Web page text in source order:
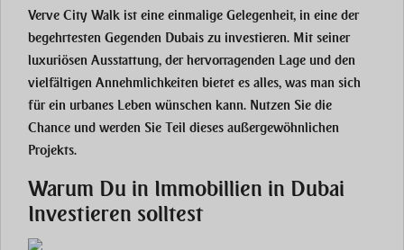
Verve City Walk ist eine einmalige Gelegenheit, in eine der
begehrtesten Gegenden Dubais zu investieren. Mit seiner
luxuriösen Ausstattung, der hervorragenden Lage und den
vielfältigen Annehmlichkeiten bietet es alles, was man sich
für ein urbanes Leben wünschen kann. Nutzen Sie die
Chance und werden Sie Teil dieses außergewöhnlichen
Projekts.
Warum Du in Immobillien in Dubai
Investieren solltest